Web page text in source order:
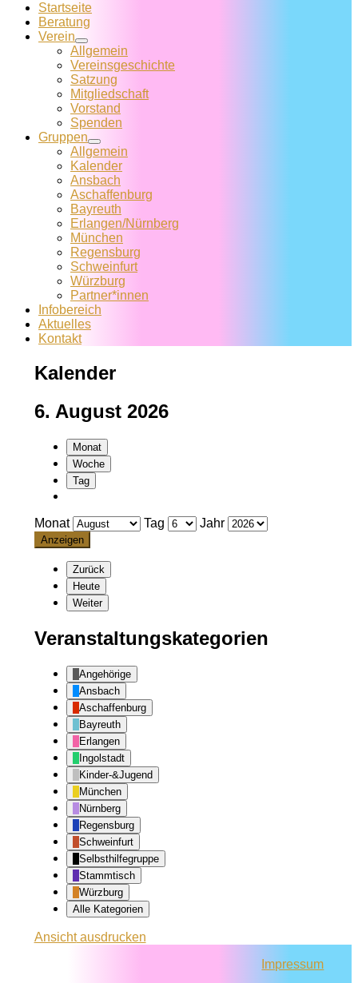
Startseite
Beratung
Verein
Allgemein
Vereins­geschichte
Satzung
Mitglied­schaft
Vorstand
Spenden
Gruppen
Allgemein
Kalender
Ansbach
Aschaffenburg
Bayreuth
Erlangen/Nürnberg
München
Regensburg
Schweinfurt
Würzburg
Partner*innen
Infobereich
Aktuelles
Kontakt
Kalender
6. August 2026
Monat
Woche
Tag
Monat Tag Jahr
Zurück
Heute
Weiter
Veranstaltungskategorien
Angehörige
Ansbach
Aschaffenburg
Bayreuth
Erlangen
Ingolstadt
Kinder-&Jugend
München
Nürnberg
Regensburg
Schweinfurt
Selbsthilfegruppe
Stammtisch
Würzburg
Alle Kategorien
Ansichtausdrucken
Impressum